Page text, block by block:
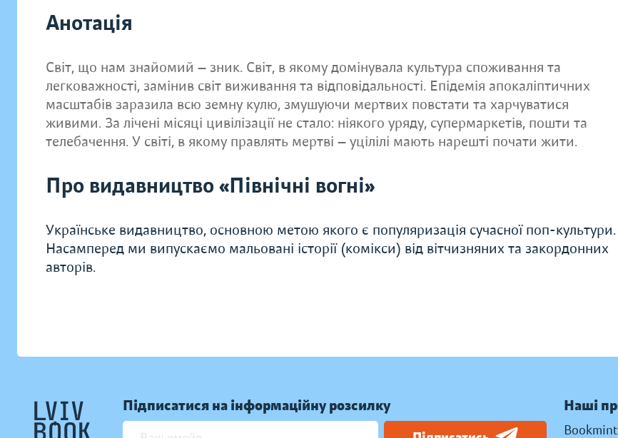
Анотація
Світ, що нам знайомий — зник. Світ, в якому домінувала культура споживання та
легковажності, замінив світ виживання та відповідальності. Епідемія апокаліптичних
масштабів заразила всю земну кулю, змушуючи мертвих повстати та харчуватися
живими. За лічені місяці цивілізації не стало: ніякого уряду, супермаркетів, пошти та
телебачення. У світі, в якому правлять мертві — уцілілі мають нарешті почати жити.
Про видавництво «Північні вогні»
Українське видавництво, основною метою якого є популяризація сучасної поп-культури.
Насамперед ми випускаємо мальовані історії (комікси) від вітчизняних та закордонних
авторів.
Підписатися на інформаційну розсилку Наші